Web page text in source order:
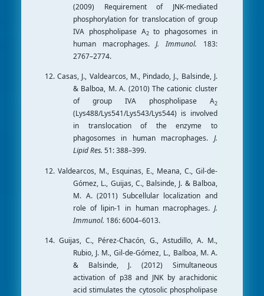
(2009) Requirement of JNK-mediated
phosphorylation for translocation of group
IVA phospholipase A2to phagosomes in
human macrophages.J. Immunol. 183:
2767–2774.
12. Casas, J., Valdearcos, M., Pindado, J., Balsinde, J.
& Balboa, M. A. (2010) The cationic cluster
of group IVA phospholipase A2
(Lys488/Lys541/Lys543/Lys544) is involved
in translocation of the enzyme to
phagosomes in human macrophages. J.
Lipid Res. 51: 388–399.
12. Valdearcos, M., Esquinas, E., Meana, C., Gil-de-
Gómez, L., Guijas, C., Balsinde, J. & Balboa,
M. A. (2011) Subcellular localization and
role of lipin-1 in human macrophages. J.
Immunol. 186: 6004–6013.
14. Guijas, C., Pérez-Chacón, G., Astudillo, A. M.,
Rubio, J. M., Gil-de-Gómez, L., Balboa, M. A.
& Balsinde, J. (2012) Simultaneous
activation of p38 and JNK by arachidonic
acid stimulates the cytosolic phospholipase